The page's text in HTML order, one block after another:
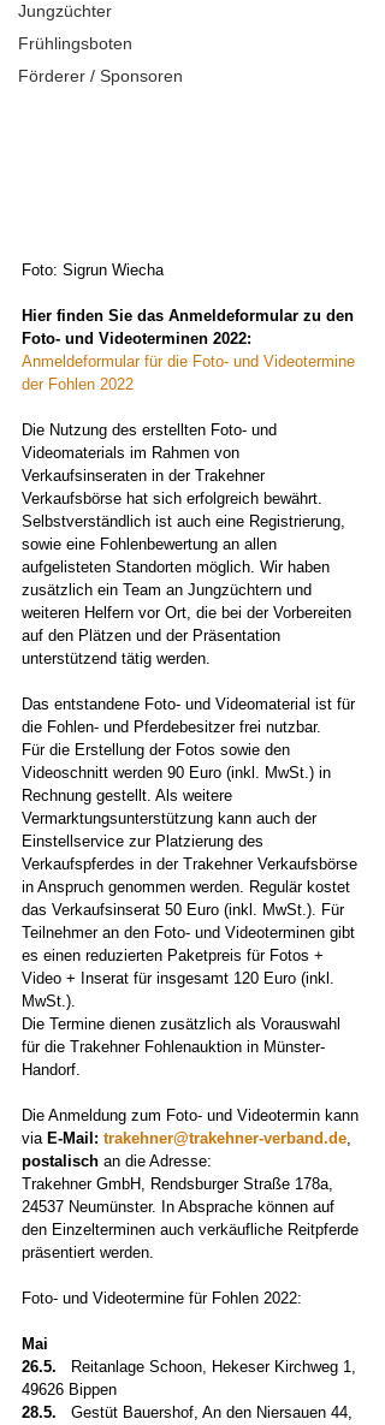
Jungzüchter
Frühlingsboten
Förderer / Sponsoren
Foto: Sigrun Wiecha
Hier finden Sie das Anmeldeformular zu den
Foto- und Videoterminen 2022:
Anmeldeformular für die Foto- und Videotermine
der Fohlen 2022
Die Nutzung des erstellten Foto- und
Videomaterials im Rahmen von
Verkaufsinseraten in der Trakehner
Verkaufsbörse hat sich erfolgreich bewährt.
Selbstverständlich ist auch eine Registrierung,
sowie eine Fohlenbewertung an allen
aufgelisteten Standorten möglich. Wir haben
zusätzlich ein Team an Jungzüchtern und
weiteren Helfern vor Ort, die bei der Vorbereiten
auf den Plätzen und der Präsentation
unterstützend tätig werden.
Das entstandene Foto- und Videomaterial ist für
die Fohlen- und Pferdebesitzer frei nutzbar.
Für die Erstellung der Fotos sowie den
Videoschnitt werden 90 Euro (inkl. MwSt.) in
Rechnung gestellt. Als weitere
Vermarktungsunterstützung kann auch der
Einstellservice zur Platzierung des
Verkaufspferdes in der Trakehner Verkaufsbörse
in Anspruch genommen werden. Regulär kostet
das Verkaufsinserat 50 Euro (inkl. MwSt.). Für
Teilnehmer an den Foto- und Videoterminen gibt
es einen reduzierten Paketpreis für Fotos +
Video + Inserat für insgesamt 120 Euro (inkl.
MwSt.).
Die Termine dienen zusätzlich als Vorauswahl
für die Trakehner Fohlenauktion in Münster-
Handorf.
Die Anmeldung zum Foto- und Videotermin kann
via E-Mail: trakehner@trakehner-verband.de,
postalisch an die Adresse:
Trakehner GmbH, Rendsburger Straße 178a,
24537 Neumünster. In Absprache können auf
den Einzelterminen auch verkäufliche Reitpferde
präsentiert werden.
Foto- und Videotermine für Fohlen 2022:
Mai
26.5.
Reitanlage Schoon, Hekeser Kirchweg 1,
49626 Bippen
28.5.
   Gestüt Bauershof, An den Niersauen 44,